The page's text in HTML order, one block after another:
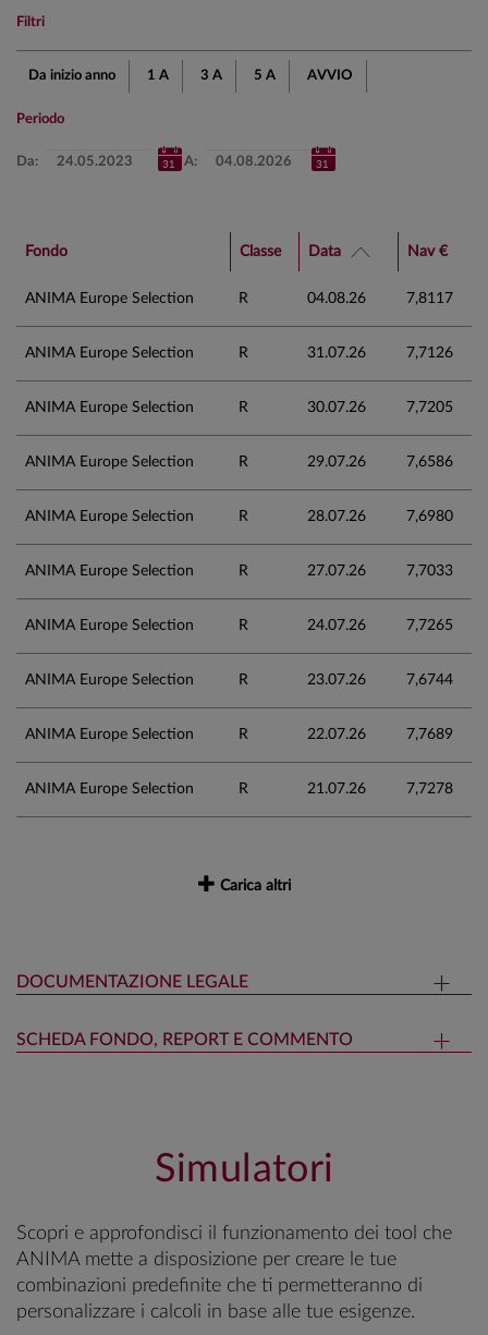
Filtri
Da inizio anno 1 A 3 A 5 A AVVIO
Periodo
Da: A:
Fondo Classe Data Nav €
ANIMA Europe Selection R 04.08.26 7,8117
ANIMA Europe Selection R 31.07.26 7,7126
ANIMA Europe Selection R 30.07.26 7,7205
ANIMA Europe Selection R 29.07.26 7,6586
ANIMA Europe Selection R 28.07.26 7,6980
ANIMA Europe Selection R 27.07.26 7,7033
ANIMA Europe Selection R 24.07.26 7,7265
ANIMA Europe Selection R 23.07.26 7,6744
ANIMA Europe Selection R 22.07.26 7,7689
ANIMA Europe Selection R 21.07.26 7,7278
Carica altri
DOCUMENTAZIONE LEGALE
SCHEDA FONDO, REPORT E COMMENTO
Simulatori
Scopri e approfondisci il funzionamento dei tool che
ANIMA mette a disposizione per creare le tue
combinazioni predefinite che ti permetteranno di
personalizzare i calcoli in base alle tue esigenze.